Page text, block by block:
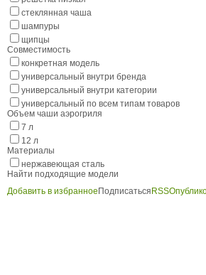
стеклянная чаша
шампуры
щипцы
Совместимость
конкретная модель
универсальный внутри бренда
универсальный внутри категории
универсальный по всем типам товаров
Объем чаши аэрогриля
7 л
12 л
Материалы
нержавеющая сталь
Найти подходящие модели
Добавить в избранное Подписаться RSS